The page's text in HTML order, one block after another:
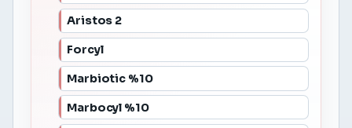
Aristos 2
Forcyl
Marbiotic %10
Marbocyl %10